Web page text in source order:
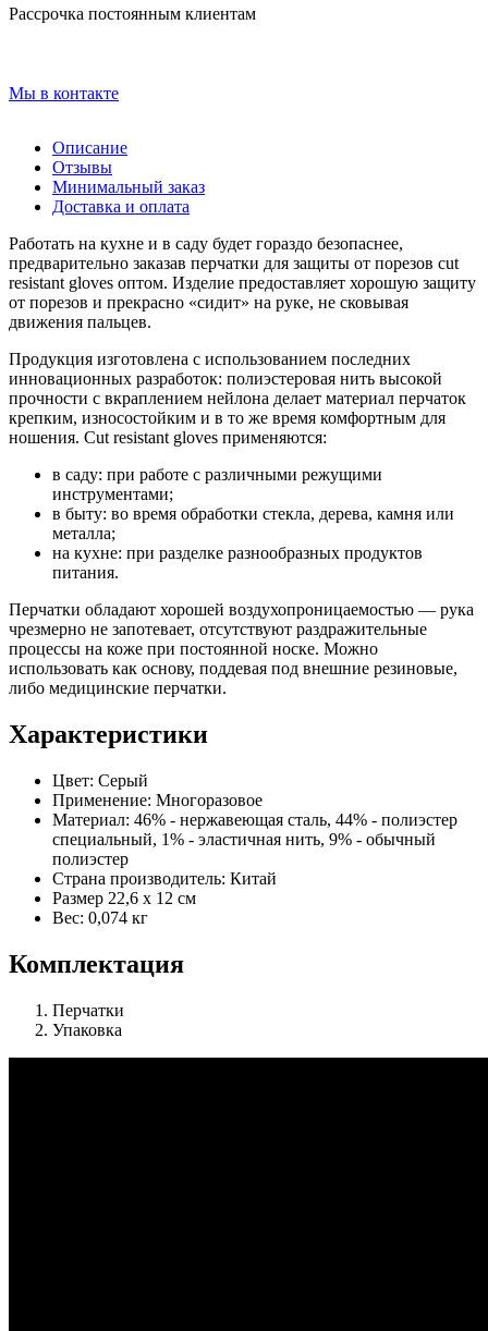
Рассрочка постоянным клиентам
Мы в контакте
Описание
Отзывы
Минимальный заказ
Доставка и оплата
Работать на кухне и в саду будет гораздо безопаснее,
предварительно заказав перчатки для защиты от порезов cut
resistant gloves оптом. Изделие предоставляет хорошую защиту
от порезов и прекрасно «сидит» на руке, не сковывая
движения пальцев.
Продукция изготовлена с использованием последних
инновационных разработок: полиэстеровая нить высокой
прочности с вкраплением нейлона делает материал перчаток
крепким, износостойким и в то же время комфортным для
ношения. Cut resistant gloves применяются:
в саду: при работе с различными режущими
инструментами;
в быту: во время обработки стекла, дерева, камня или
металла;
на кухне: при разделке разнообразных продуктов
питания.
Перчатки обладают хорошей воздухопроницаемостью — рука
чрезмерно не запотевает, отсутствуют раздражительные
процессы на коже при постоянной носке. Можно
использовать как основу, поддевая под внешние резиновые,
либо медицинские перчатки.
Характеристики
Цвет: Серый
Применение: Многоразовое
Материал: 46% - нержавеющая сталь, 44% - полиэстер
специальный, 1% - эластичная нить, 9% - обычный
полиэстер
Страна производитель: Китай
Размер 22,6 х 12 см
Вес: 0,074 кг
Комплектация
Перчатки
Упаковка